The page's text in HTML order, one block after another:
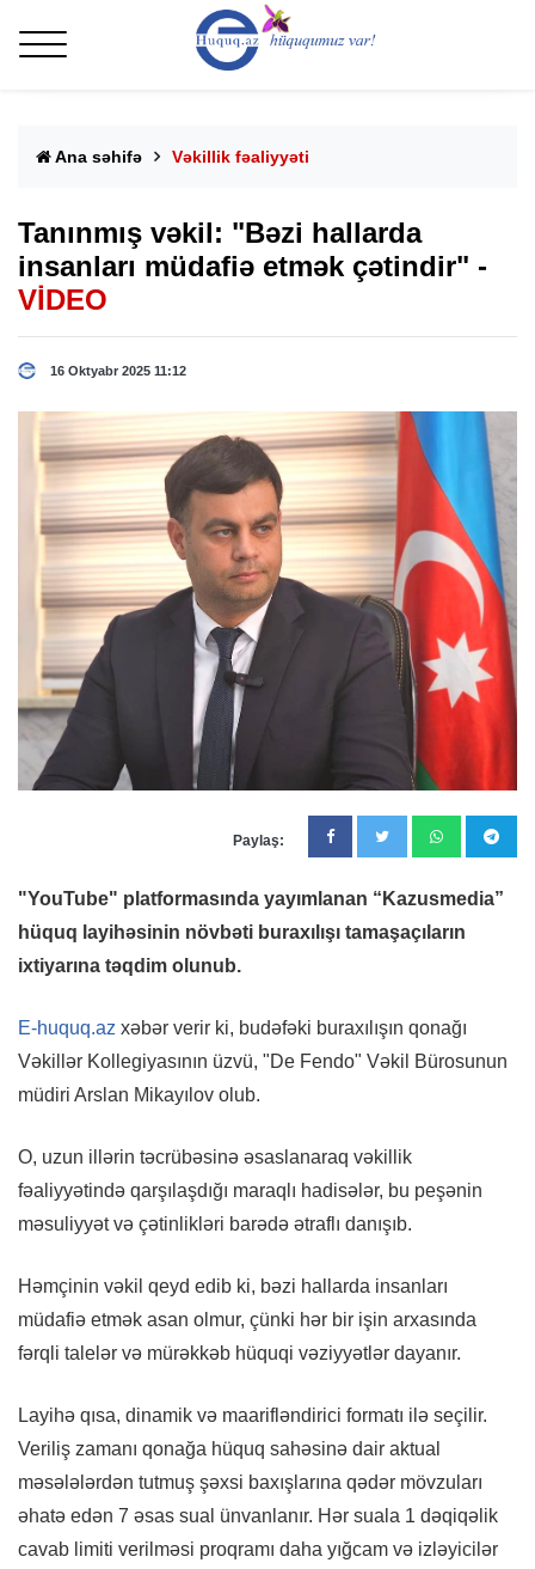
Ana səhifə Vəkillik fəaliyyəti
Tanınmış vəkil: "Bəzi hallarda
insanları müdafiə etmək çətindir" -
VİDEO
16 Oktyabr 2025 11:12
Paylaş:
"YouTube" platformasında yayımlanan “Kazusmedia”
hüquq layihəsinin növbəti buraxılışı tamaşaçıların
ixtiyarına təqdim olunub.
E-huquq.az xəbər verir ki, budəfəki buraxılışın qonağı
Vəkillər Kollegiyasının üzvü, "De Fendo" Vəkil Bürosunun
müdiri Arslan Mikayılov olub.
O, uzun illərin təcrübəsinə əsaslanaraq vəkillik
fəaliyyətində qarşılaşdığı maraqlı hadisələr, bu peşənin
məsuliyyət və çətinlikləri barədə ətraflı danışıb.
Həmçinin vəkil qeyd edib ki, bəzi hallarda insanları
müdafiə etmək asan olmur, çünki hər bir işin arxasında
fərqli talelər və mürəkkəb hüquqi vəziyyətlər dayanır.
Layihə qısa, dinamik və maarifləndirici formatı ilə seçilir.
Veriliş zamanı qonağa hüquq sahəsinə dair aktual
məsələlərdən tutmuş şəxsi baxışlarına qədər mövzuları
əhatə edən 7 əsas sual ünvanlanır. Hər suala 1 dəqiqəlik
cavab limiti verilməsi proqramı daha yığcam və izləyicilər